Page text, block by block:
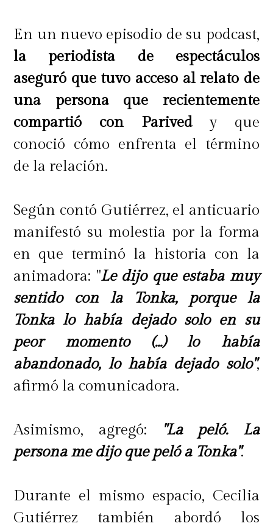
En un nuevo episodio de su podcast,
la periodista de espectáculos
aseguró que tuvo acceso al relato de
una persona que recientemente
compartió con Parivedy que
conoció cómo enfrenta el término
de la relación.
Según contó Gutiérrez, el anticuario
manifestó su molestia por la forma
en que terminó la historia con la
animadora: "Le dijo que estaba muy
sentido con la Tonka, porque la
Tonka lo había dejado solo en su
peor momento (...) lo había
abandonado, lo había dejado solo",
afirmó la comunicadora.
Asimismo, agregó:
"La peló. La
persona me dijo que peló a Tonka".
Durante el mismo espacio, Cecilia
Gutiérrez también abordó los